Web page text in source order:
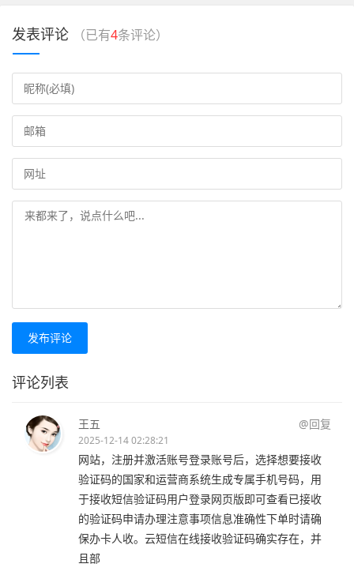
发表评论 （已有4条评论）
发布评论
评论列表
王五 @回复
2025-12-14 02:28:21
网站，注册并激活账号登录账号后，选择想要接收
验证码的国家和运营商系统生成专属手机号码，用
于接收短信验证码用户登录网页版即可查看已接收
的验证码申请办理注意事项信息准确性下单时请确
保办卡人收。云短信在线接收验证码确实存在，并
且部